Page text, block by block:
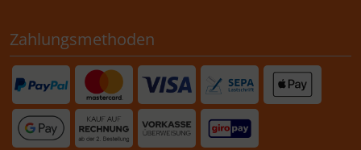
Zahlungsmethoden